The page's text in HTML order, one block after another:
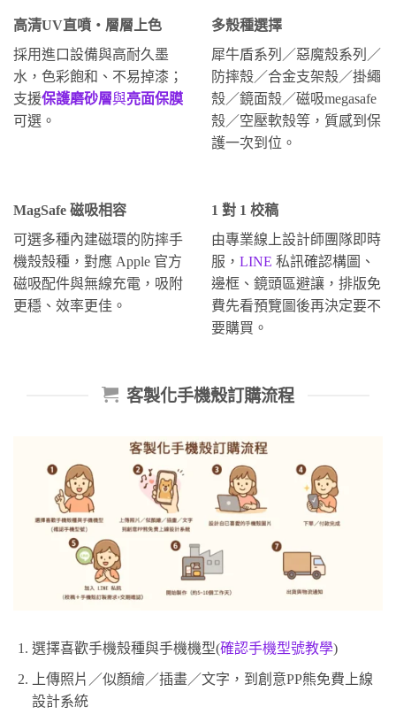
高清UV直噴・層層上色
採用進口設備與高耐久墨
水，色彩飽和、不易掉漆；
支援保護磨砂層與亮面保膜
可選。
多殼種選擇
犀牛盾系列／惡魔殼系列／
防摔殼／合金支架殼／掛繩
殼／鏡面殼／磁吸megasafe
殼／空壓軟殼等，質感到保
護一次到位。
MagSafe 磁吸相容
可選多種內建磁環的防摔手
機殼殼種，對應 Apple 官方
磁吸配件與無線充電，吸附
更穩、效率更佳。
1 對 1 校稿
由專業線上設計師團隊即時
服， LINE 私訊確認構圖、
邊框、鏡頭區避讓，排版免
費先看預覽圖後再決定要不
要購買。
客製化手機殼訂購流程
選擇喜歡手機殼種與手機機型(確認手機型號教學)
上傳照片／似顏繪／插畫／文字，到創意PP熊免費上線
設計系統